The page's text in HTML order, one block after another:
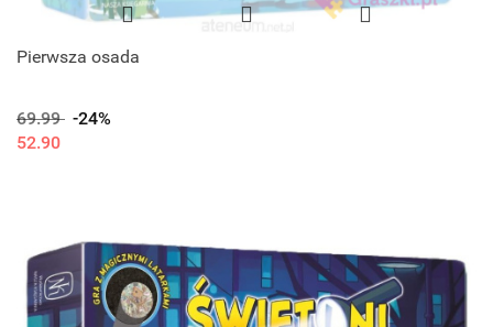
Pierwsza osada
69.99 -24%
52.90